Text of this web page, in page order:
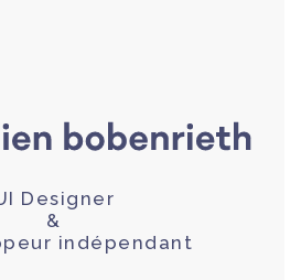
Designer
&
indépendant